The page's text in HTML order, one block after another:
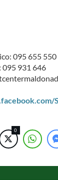
095 655 550
095 931 646
0